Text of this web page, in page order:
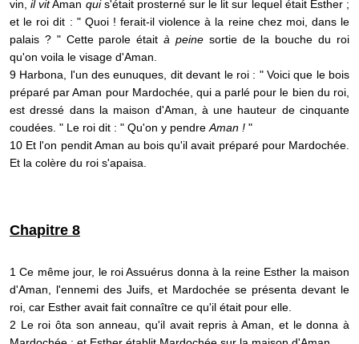
vin,il vitAman quis'était prosterné sur le lit sur lequel était Esther ;
et le roi dit : " Quoi ! ferait-il violence à la reine chez moi, dans le
palais ? " Cette parole étaità peinesortie de la bouche du roi
qu'on voila le visage d'Aman.
9 Harbona, l'un des eunuques, dit devant le roi : " Voici que le bois
préparé par Aman pour Mardochée, qui a parlé pour le bien du roi,
est dressé dans la maison d'Aman, à une hauteur de cinquante
coudées. " Le roi dit : " Qu'on y pendre Aman ! "
10 Et l'on pendit Aman au bois qu'il avait préparé pour Mardochée.
Et la colère du roi s'apaisa.
Chapitre 8
1 Ce même jour, le roi Assuérus donna à la reine Esther la maison
d'Aman, l'ennemi des Juifs, et Mardochée se présenta devant le
roi, car Esther avait fait connaître ce qu'il était pour elle.
2 Le roi ôta son anneau, qu'il avait repris à Aman, et le donna à